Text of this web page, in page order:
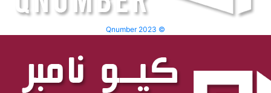
Qnumber 2023 ©